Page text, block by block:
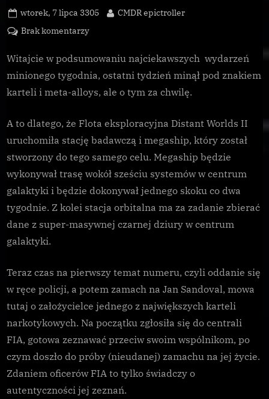
Posted
on
wtorek, 7 lipca 3305 By
CMDR epictroller
Brak komentarzydo
tygodnia
Witajcie w podsumowaniu najciekawszych wydarzeń
minionego tygodnia, ostatni tydzień minął pod znakiem
karteli i meta-alloys, ale o tym za chwilę.
A to dlatego, że Flota eksploracyjna Distant Worlds II
uruchomiła stację badawczą i megaship, który został
stworzony do tego samego celu. Megaship będzie
wykonywał trasę wokół sześciu systemów w centrum
galaktyki i będzie dokonywał jednego skoku co dwa
tygodnie. Z kolei stacja orbitalna ma za zadanie zbierać
dane z super-masywnej czarnej dziury w centrum
galaktyki.
Teraz czas na pierwszy temat numeru, czyli oddanie się
w ręce policji, a potem zamach na Jan Sandoval, mowa
tutaj o założycielce jednego z największych karteli
narkotykowych. Na początku zgłosiła się do centrali
FIA, gotowa zeznawać przeciw swoim wspólnikom, po
czym doszło do próby (nieudanej) zamachu na jej życie.
Zdaniem oficerów FIA to tylko świadczy o
autentyczności jej zeznań.